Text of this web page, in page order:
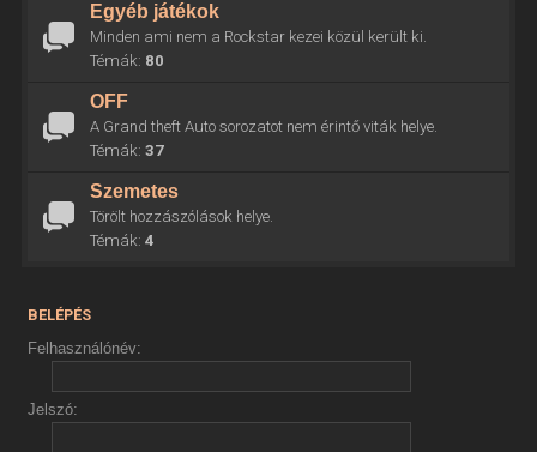
Egyéb játékok
Minden ami nem a Rockstar kezei közül került ki.
Témák: 80
OFF
A Grand theft Auto sorozatot nem érintő viták helye.
Témák: 37
Szemetes
Törölt hozzászólások helye.
Témák: 4
BELÉPÉS
Felhasználónév:
Jelszó: